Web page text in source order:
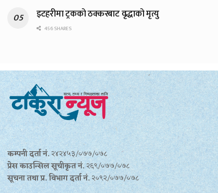
इटहरीमा ट्रकको ठक्करबाट वृद्धाको मृत्यु
456 SHARES
कम्पनी दर्ता नं.२४२४५३/०७७/०७८
प्रेस काउन्सिल सूचीकृत नं.२६९/०७७/०७८
सूचना तथा प्र‍. विभाग दर्ता नं.२०९२/०७७/०७८